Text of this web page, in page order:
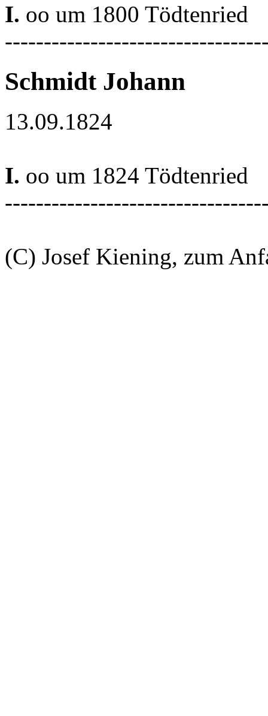
I. oo um 1800 Tödtenried
Schmidt Johann
13.09.1824
I. oo um 1824 Tödtenried
(C) Josef Kiening, zum